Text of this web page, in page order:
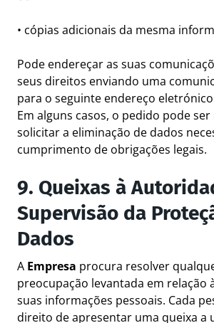
• cópias adicionais da mesma
Pode endereçar as suas
seus direitos enviando uma
para o seguinte endereço
Em alguns casos, o pedido pode
solicitar a eliminação de dados
cumprimento de obrigações legais.
9. Queixas à
Supervisão da
Dados
A Empresa procura resolver
preocupação levantada em relação
suas informações pessoais. Cada
direito de apresentar uma queixa a